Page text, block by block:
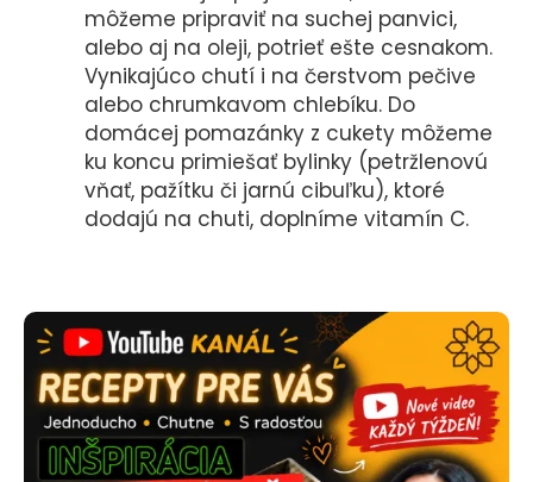
môžeme pripraviť na suchej panvici,
alebo aj na oleji, potrieť ešte cesnakom.
Vynikajúco chutí i na čerstvom pečive
alebo chrumkavom chlebíku. Do
domácej pomazánky z cukety môžeme
ku koncu primiešať bylinky (petržlenovú
vňať, pažítku či jarnú cibuľku), ktoré
dodajú na chuti, doplníme vitamín C.